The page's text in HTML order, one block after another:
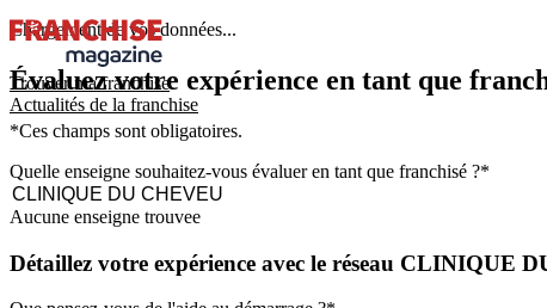
Trouver ma franchise
Actualités de la franchise
Chargement de vos données...
Évaluez votre expérience en tant que
*Ces champs sont obligatoires.
Quelle enseigne souhaitez-vous évaluer en tant que franchisé ?*
Aucune enseigne trouvee
Détaillez votre expérience avec le réseau CLINIQUE